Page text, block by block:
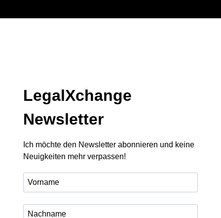
LegalXchange
Newsletter
Ich möchte den Newsletter abonnieren und keine
Neuigkeiten mehr verpassen!